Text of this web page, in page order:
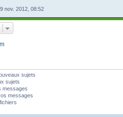
nov. 2012, 08:52
sujets
sujets
messages
messages